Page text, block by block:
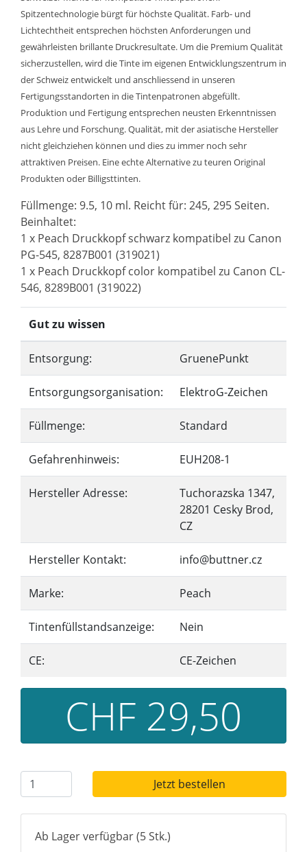
Spitzentechnologie bürgt für höchste Qualität. Farb- und
Lichtechtheit entsprechen höchsten Anforderungen und
gewährleisten brillante Druckresultate. Um die Premium Qualität
sicherzustellen, wird die Tinte im eigenen Entwicklungszentrum in
der Schweiz entwickelt und anschliessend in unseren
Fertigungsstandorten in die Tintenpatronen abgefüllt.
Produktion und Fertigung entsprechen neusten Erkenntnissen
aus Lehre und Forschung. Qualität, mit der asiatische Hersteller
nicht gleichziehen können und dies zu immer noch sehr
attraktiven Preisen. Eine echte Alternative zu teuren Original
Produkten oder Billigsttinten.
Füllmenge: 9.5, 10 ml. Reicht für: 245, 295 Seiten.
Beinhaltet:
1 x Peach Druckkopf schwarz kompatibel zu Canon
PG-545, 8287B001 (319021)
1 x Peach Druckkopf color kompatibel zu Canon CL-
546, 8289B001 (319022)
Gut zu wissen
Entsorgung: GruenePunkt
Entsorgungsorganisation: ElektroG-Zeichen
Füllmenge: Standard
Gefahrenhinweis: EUH208-1
Hersteller Adresse:
Tuchorazska 1347,
28201 Cesky Brod,
CZ
Hersteller Kontakt: info@buttner.cz
Marke: Peach
Tintenfüllstandsanzeige: Nein
CE: CE-Zeichen
CHF 29,50
Jetzt bestellen
Ab Lager verfügbar (5 Stk.)